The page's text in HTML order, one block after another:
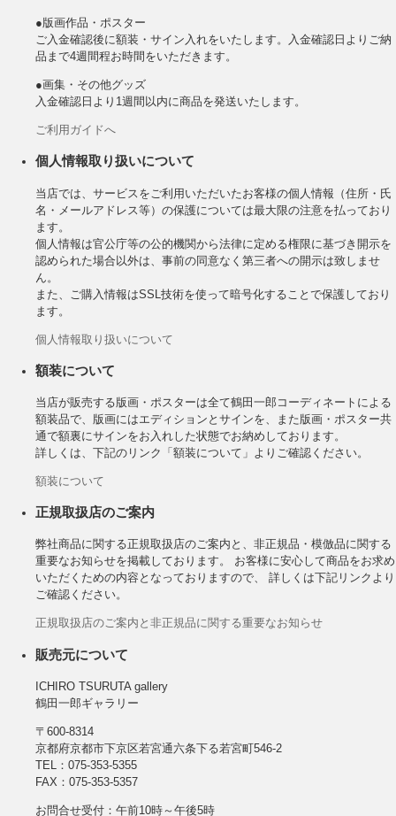
●版画作品・ポスター
ご入金確認後に額装・サイン入れをいたします。入金確認日よりご納
品まで4週間程お時間をいただきます。
●画集・その他グッズ
入金確認日より1週間以内に商品を発送いたします。
ご利用ガイドへ
個人情報取り扱いについて
当店では、サービスをご利用いただいたお客様の個人情報（住所・氏
名・メールアドレス等）の保護については最大限の注意を払っており
ます。
個人情報は官公庁等の公的機関から法律に定める権限に基づき開示を
認められた場合以外は、事前の同意なく第三者への開示は致しませ
ん。
また、ご購入情報はSSL技術を使って暗号化することで保護しており
ます。
個人情報取り扱いについて
額装について
当店が販売する版画・ポスターは全て鶴田一郎コーディネートによる
額装品で、版画にはエディションとサインを、また版画・ポスター共
通で額裏にサインをお入れした状態でお納めしております。
詳しくは、下記のリンク「額装について」よりご確認ください。
額装について
正規取扱店のご案内
弊社商品に関する正規取扱店のご案内と、非正規品・模倣品に関する
重要なお知らせを掲載しております。 お客様に安心して商品をお求め
いただくための内容となっておりますので、 詳しくは下記リンクより
ご確認ください。
正規取扱店のご案内と非正規品に関する重要なお知らせ
販売元について
ICHIRO TSURUTA gallery
鶴田一郎ギャラリー
〒600-8314
京都府京都市下京区若宮通六条下る若宮町546-2
TEL：075-353-5355
FAX：075-353-5357
お問合せ受付：午前10時～午後5時